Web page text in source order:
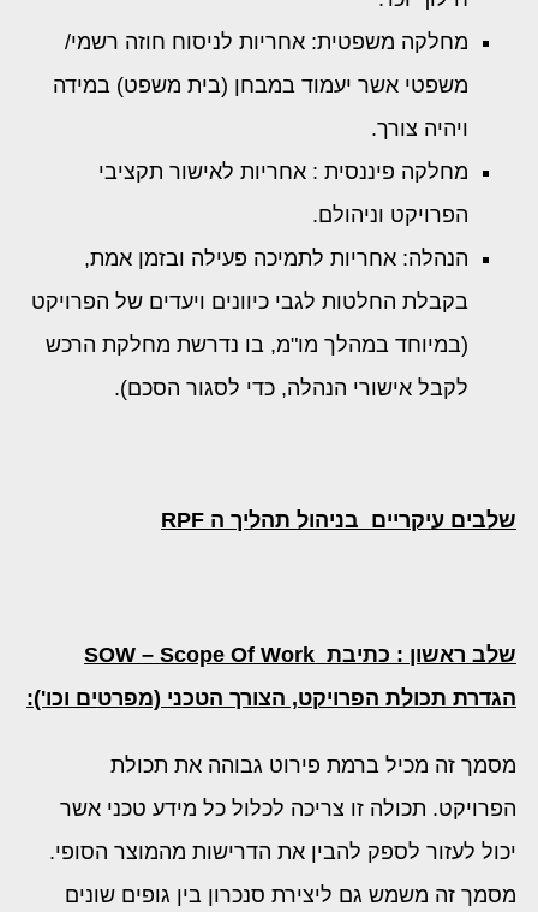
מחלקה משפטית: אחריות לניסוח חוזה רשמי/
משפטי אשר יעמוד במבחן (בית משפט) במידה
ויהיה צורך.
מחלקה פיננסית : אחריות לאישור תקציבי
הפרויקט וניהולם.
הנהלה: אחריות לתמיכה פעילה ובזמן אמת,
בקבלת החלטות לגבי כיוונים ויעדים של הפרויקט
(במיוחד במהלך מו"מ, בו נדרשת מחלקת הרכש
לקבל אישורי הנהלה, כדי לסגור הסכם).
שלבים עיקריים בניהול תהליך ה RPF
שלב ראשון : כתיבת
הגדרת תכולת הפרויקט, הצורך הטכני (מפרטים וכו'):
מסמך זה מכיל ברמת פירוט גבוהה את תכולת
הפרויקט. תכולה זו צריכה לכלול כל מידע טכני אשר
יכול לעזור לספק להבין את הדרישות מהמוצר הסופי.
מסמך זה משמש גם ליצירת סנכרון בין גופים שונים